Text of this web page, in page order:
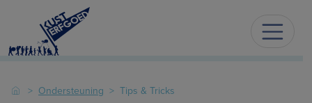
Ondersteuning Tips & Tricks